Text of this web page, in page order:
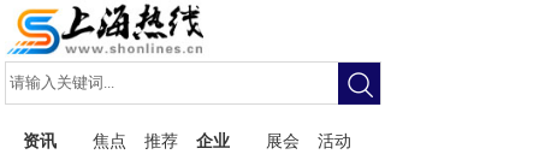
资讯 焦点 推荐 企业 展会
活动